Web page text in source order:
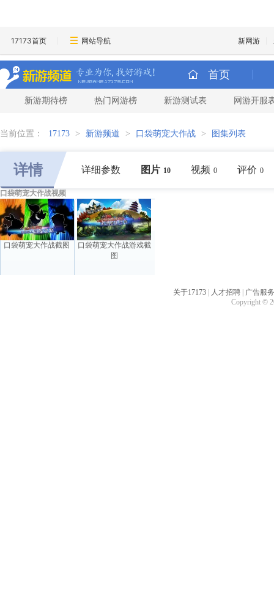
17173首页 网站导航 新网游
首页
新游期待榜 热门网游榜 新游测试表 网游开服
当前位置： 17173 > 新游频道 > 口袋萌宠大作战 > 图集列表
详情 详细参数 图片 10 视频 0 评价 0
口袋萌宠大作战视频
口袋萌宠大作战截图
口袋萌宠大作战游戏截
图
关于17173 人才招聘
广告服务
Copyright ©